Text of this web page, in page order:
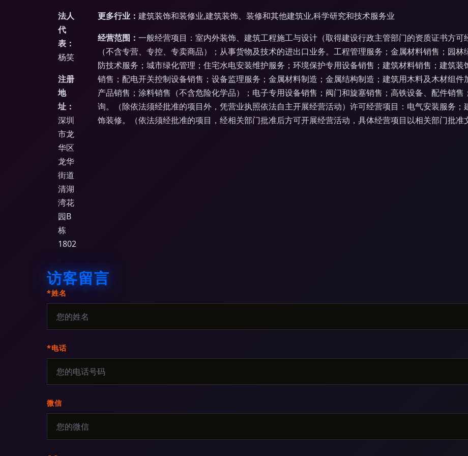
法人
代
表：
杨笑
注册
地
址：
深圳
市龙
华区
龙华
街道
清湖
湾花
园B
栋
1802
更多行业： 建筑装饰和装修业,建筑装饰、装修和其他建筑业,科学研究和技术服务业
经营范围： 一般经营项目：室内外装饰、建筑工程施工与设计（取得建设行政主管部门的资质证书方
（不含专营、专控、专卖商品）；从事货物及技术的进出口业务。工程管理服务；金属材料销售；园
防技术服务；城市绿化管理；住宅水电安装维护服务；环境保护专用设备销售；建筑材料销售；建筑
销售；配电开关控制设备销售；设备监理服务；金属材料制造；金属结构制造；建筑用木料及木材组
产品销售；涂料销售（不含危险化学品）；电子专用设备销售；阀门和旋塞销售；高铁设备、配件销
询。（除依法须经批准的项目外，凭营业执照依法自主开展经营活动）许可经营项目：电气安装服务
饰装修。（依法须经批准的项目，经相关部门批准后方可开展经营活动，具体经营项目以相关部门批准
访客留言
*姓名
*电话
微信